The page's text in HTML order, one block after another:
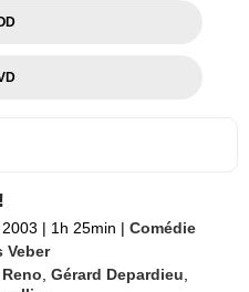
| 1h 25min | Comédie
Veber
,Gérard Depardieu